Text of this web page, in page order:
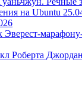
на Ubuntu
Эверест-
Роберта